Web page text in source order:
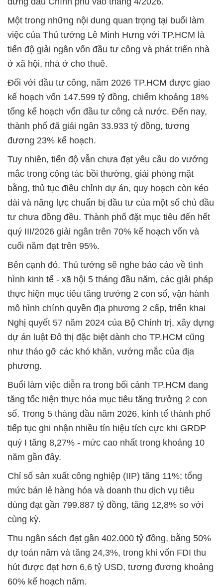
Một trong những nội dung quan trọng tại buổi làm
việc của Thủ tướng Lê Minh Hưng với TP.HCM là
tiến độ giải ngân vốn đầu tư công và phát triển nhà
ở xã hội, nhà ở cho thuê.
Đối với đầu tư công, năm 2026 TP.HCM được giao
kế hoạch vốn 147.599 tỷ đồng, chiếm khoảng 18%
tổng kế hoạch vốn đầu tư công cả nước. Đến nay,
thành phố đã giải ngân 33.933 tỷ đồng, tương
đương 23% kế hoạch.
Tuy nhiên, tiến độ vẫn chưa đạt yêu cầu do vướng
mắc trong công tác bồi thường, giải phóng mặt
bằng, thủ tục điều chỉnh dự án, quy hoạch còn kéo
dài và năng lực chuẩn bị đầu tư của một số chủ đầu
tư chưa đồng đều. Thành phố đặt mục tiêu đến hết
quý III/2026 giải ngân trên 70% kế hoạch vốn và
cuối năm đạt trên 95%.
Bên cạnh đó, Thủ tướng sẽ nghe báo cáo về tình
hình kinh tế - xã hội 5 tháng đầu năm, các giải pháp
thực hiện mục tiêu tăng trưởng 2 con số, vận hành
mô hình chính quyền địa phương 2 cấp, triển khai
Nghị quyết 57 năm 2024 của Bộ Chính trị, xây dựng
dự án luật Đô thị đặc biệt dành cho TP.HCM cũng
như tháo gỡ các khó khăn, vướng mắc của địa
phương.
Buổi làm việc diễn ra trong bối cảnh TP.HCM đang
tăng tốc hiện thực hóa mục tiêu tăng trưởng 2 con
số. Trong 5 tháng đầu năm 2026, kinh tế thành phố
tiếp tục ghi nhận nhiều tín hiệu tích cực khi GRDP
quý I tăng 8,27% - mức cao nhất trong khoảng 10
năm gần đây.
Chỉ số sản xuất công nghiệp (IIP) tăng 11%; tổng
mức bán lẻ hàng hóa và doanh thu dịch vụ tiêu
dùng đạt gần 799.887 tỷ đồng, tăng 12,8% so với
cùng kỳ.
Thu ngân sách đạt gần 402.000 tỷ đồng, bằng 50%
dự toán năm và tăng 24,3%, trong khi vốn FDI thu
hút được đạt hơn 6,6 tỷ USD, tương đương khoảng
60% kế hoạch năm.